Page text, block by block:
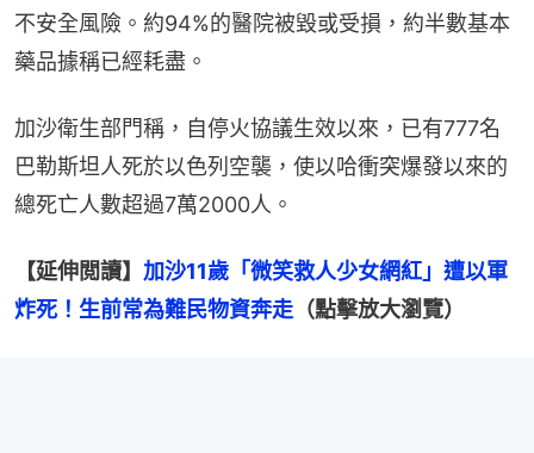
不安全風險。約94%的醫院被毀或受損，約半數基本
藥品據稱已經耗盡。
加沙衛生部門稱，自停火協議生效以來，已有777名
巴勒斯坦人死於以色列空襲，使以哈衝突爆發以來的
總死亡人數超過7萬2000人。
【延伸閲讀】 加沙11歲「微笑救人少女網紅」遭以軍
炸死！生前常為難民物資奔走（點擊放大瀏覽）